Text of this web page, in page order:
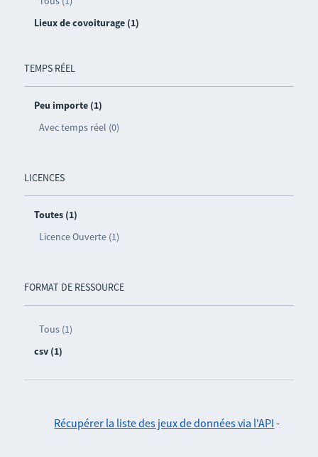
Lieux de covoiturage (1)
TEMPS RÉEL
Peu importe (1)
Avec temps réel (0)
LICENCES
Toutes (1)
Licence Ouverte (1)
FORMAT DE RESSOURCE
Tous (1)
csv (1)
Récupérer la liste des jeux de données via l'API -